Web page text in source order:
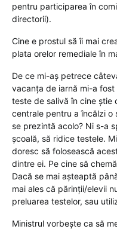
pentru participarea în
directorii).
Cine e prostul să îi mai
plata orelor remediale în
De ce mi-aș petrece
vacanța de iarnă mi-a fost
teste de salivă în cine știe
centrale pentru a încălzi o
se prezintă acolo? Ni s-a
școală, să ridice testele.
doresc să folosească
dintre ei. Pe cine să
Dacă se mai așteaptă
mai ales că părinții/elevii
preluarea testelor, sau
Ministrul vorbește ca să